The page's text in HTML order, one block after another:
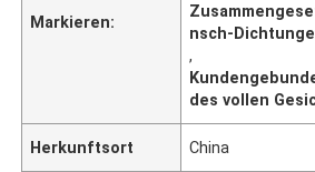
Markieren:
nsch-
,
des vollen
Herkunftsort China